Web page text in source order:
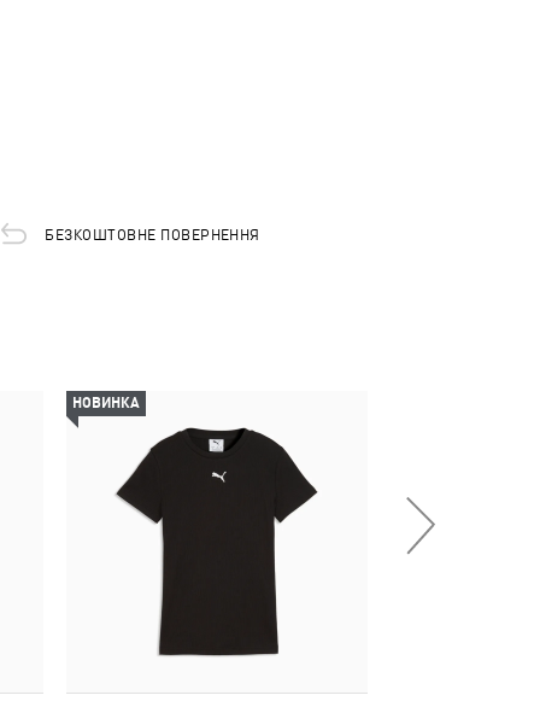
БЕЗКОШТОВНЕ ПОВЕРНЕННЯ
НОВИНКА